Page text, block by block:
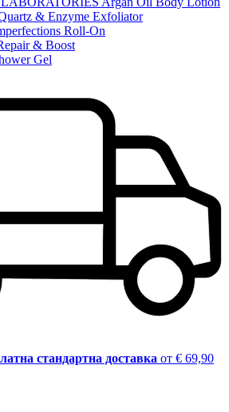
& Enzyme Exfoliator
Roll-On
& Boost
Gel
стандартна доставка от € 69,90